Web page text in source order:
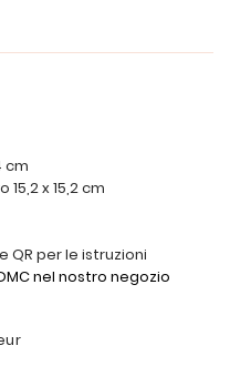
cm
x 15,2 cm
QR per le istruzioni
nel nostro negozio